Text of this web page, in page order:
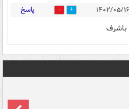
0 پاسخ
باشرف